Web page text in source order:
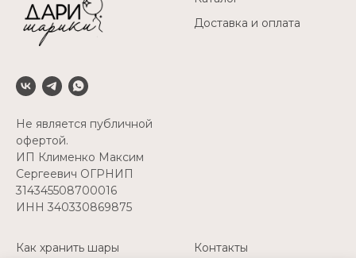
Не является публичной
офертой.
ИП Клименко Максим
Сергеевич ОГРНИП
314345508700016
ИНН 340330869875
Доставка и оплата
Как хранить шары Контакты